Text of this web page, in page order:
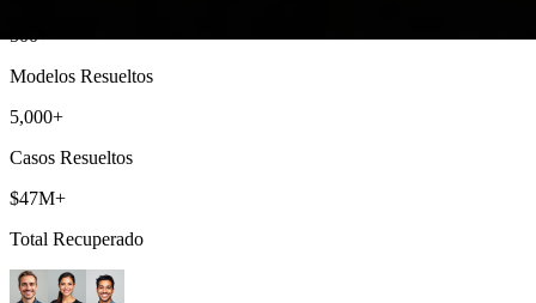
500+
Modelos Resueltos
5,000+
Casos Resueltos
$47M+
Total Recuperado